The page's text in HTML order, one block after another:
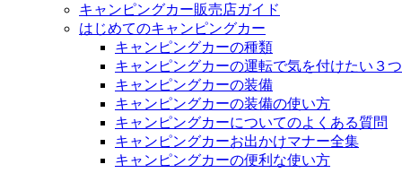
キャンピングカー販売店ガイド
はじめてのキャンピングカー
キャンピングカーの種類
キャンピングカーの運転で気を付けたい３
キャンピングカーの装備
キャンピングカーの装備の使い方
キャンピングカーについてのよくある質問
キャンピングカーお出かけマナー全集
キャンピングカーの便利な使い方